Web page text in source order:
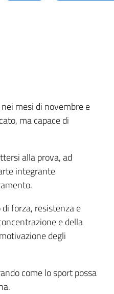
mesi di novembre e
ma capace di
alla prova, ad
integrante
forza, resistenza e
e della
degli
come lo sport possa